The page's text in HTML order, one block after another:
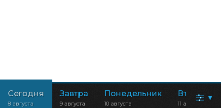
Сегодня
8 августа
Завтра
9 августа
Понедельник
10 августа
Вторник
11 августа
▾